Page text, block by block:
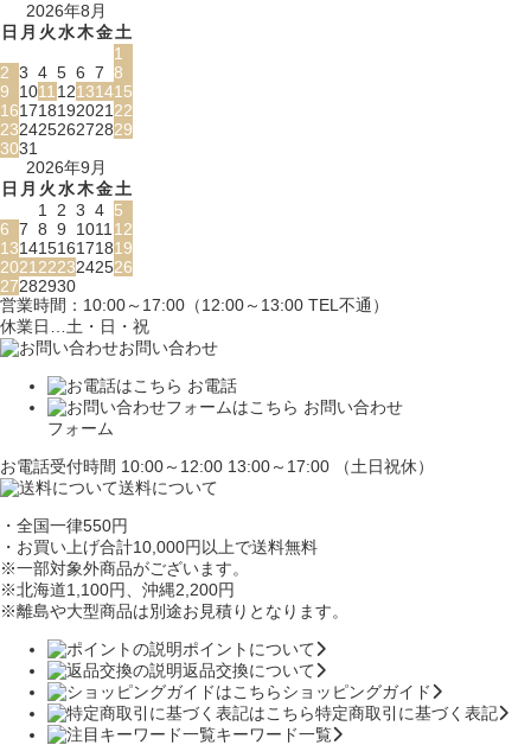
2026年8月
日 月 火水木金土
1
2 3 4 5 6 7 8
9
1011 12131415
161718192021 22
23242526272829
3031
2026年9月
日 月 火水木金土
1
2 3 4 5
6 7 8 9 1011 12
13141516171819
2021 2223242526
27282930
営業時間：10:00～17:00（12:00～13:00 TEL不通）
休業日…土・日・祝
お問い合わせ
お電話
お問い合わせ
フォーム
お電話受付時間 10:00～12:00 13:00～17:00 （土日祝休）
送料について
・全国一律550円
・お買い上げ合計10,000円 以上で送料無料
※一部対象外商品がございます。
※北海道1,100円
、沖縄2,200円
※離島や大型商品は別途お見積りとなります。
ポイントについて
返品交換について
ショッピングガイド
特定商取引に基づく表記
キーワード一覧